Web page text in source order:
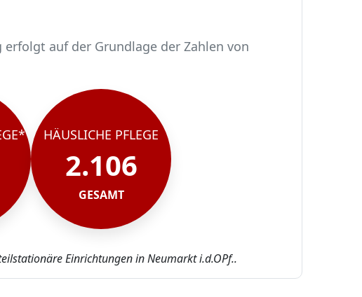
auf der Grundlage der Zahlen von
HÄUSLICHE PFLEGE
2.106
GESAMT
Einrichtungen in Neumarkt i.d.OPf..